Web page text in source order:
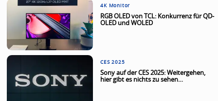
4K Monitor
RGB OLED von TCL: Konkurrenz für QD-
OLED und WOLED
CES 2025
Sony auf der CES 2025: Weitergehen,
hier gibt es nichts zu sehen…